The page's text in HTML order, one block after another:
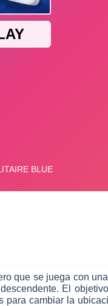
que se juega con
El
cambiar la